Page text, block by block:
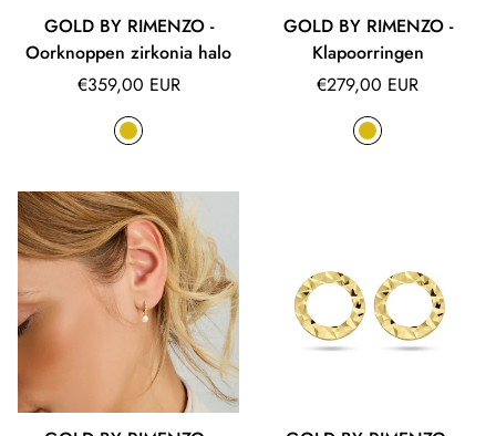
GOLD BY RIMENZO -
Oorknoppen zirkonia halo
Normale
€359,00 EUR
GOLD BY RIMENZO -
Klapoorringen
Normale
€279,00 EUR